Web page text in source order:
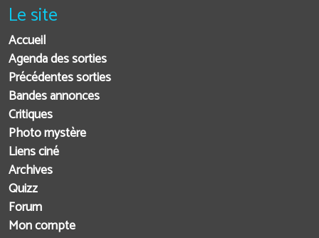
Le site
Accueil
Agenda des sorties
Précédentes sorties
Bandes annonces
Critiques
Photo mystère
Liens ciné
Archives
Quizz
Forum
Mon compte